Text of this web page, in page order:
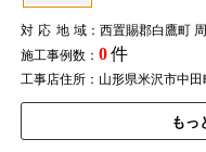
対応地域：西置賜郡白鷹町
施工事例数： 0件
工事店住所：山形県米沢市中田
もっ